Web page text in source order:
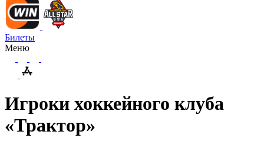
Билеты
Меню
Игроки хоккейного клуба
«Трактор»